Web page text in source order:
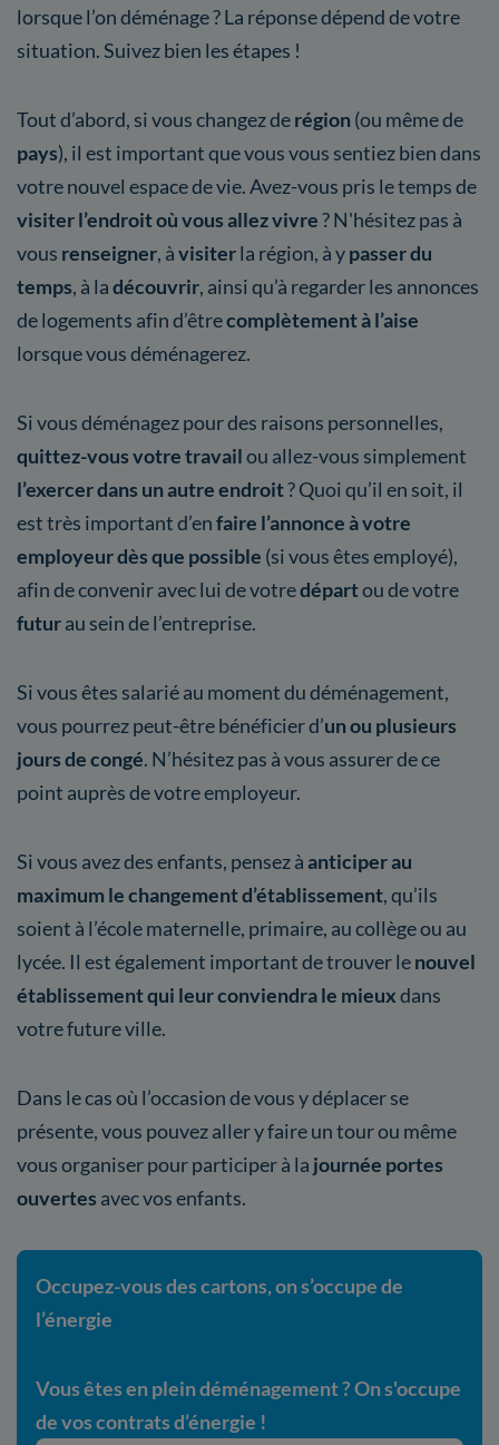
lorsque l’on déménage ? La réponse dépend de votre
situation. Suivez bien les étapes !
Tout d’abord, si vous changez derégion(ou même de
pays), il est important que vous vous sentiez bien dans
votre nouvel espace de vie. Avez-vous pris le temps de
visiter l’endroit où vous allez vivre? N'hésitez pas à
vous renseigner, àvisiterla région, à ypasser du
temps, à ladécouvrir, ainsi qu’à regarder les annonces
de logements afin d’êtrecomplètement à l’aise
lorsque vous déménagerez.
Si vous déménagez pour des raisons personnelles,
quittez-vous votre travailou allez-vous simplement
l’exercer dans un autre endroit? Quoi qu’il en soit, il
est très important d’enfaire l’annonce à votre
employeur dès que possible (si vous êtes employé),
afin de convenir avec lui de votredépartou de votre
futurau sein de l’entreprise.
Si vous êtes salarié au moment du déménagement,
vous pourrez peut-être bénéficier d’un ou plusieurs
jours de congé. N’hésitez pas à vous assurer de ce
point auprès de votre employeur.
Si vous avez des enfants, pensez àanticiper au
maximum le changement d’établissement, qu’ils
soient à l’école maternelle, primaire, au collège ou au
lycée. Il est également important de trouver lenouvel
établissement qui leur conviendra le mieuxdans
votre future ville.
Dans le cas où l’occasion de vous y déplacer se
présente, vous pouvez aller y faire un tour ou même
vous organiser pour participer à la journée portes
ouvertes avec vos enfants.
Occupez-vous des cartons, on s’occupe de
l’énergie
Vous êtes en plein déménagement ? On s'occupe
de vos contrats d’énergie !